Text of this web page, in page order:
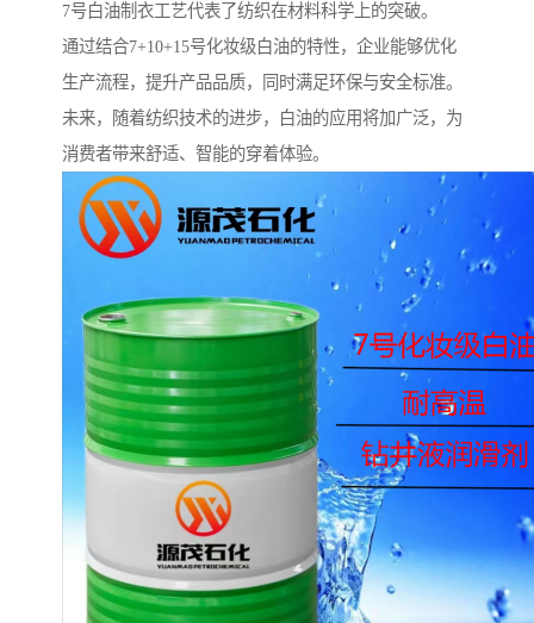
7号白油制衣工艺代表了纺织在材料科学上的突破。
通过结合7+10+15号化妆级白油的特性，企业能够优化
生产流程，提升产品品质，同时满足环保与安全标准。
未来，随着纺织技术的进步，白油的应用将加广泛，为
消费者带来舒适、智能的穿着体验。